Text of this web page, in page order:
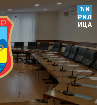
ЋИ
РИЛ
ИЦА